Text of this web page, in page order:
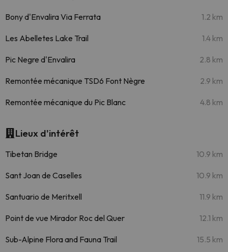
Bony d'Envalira Via Ferrata 1.2 km
Les Abelletes Lake Trail 1.4 km
Pic Negre d'Envalira 2.8 km
Remontée mécanique TSD6 Font Nègre 2.9 km
Remontée mécanique du Pic Blanc 4.8 km
Lieux d'intérêt
Tibetan Bridge 10.9 km
Sant Joan de Caselles 10.9 km
Santuario de Meritxell 11.9 km
Point de vue Mirador Roc del Quer 12.1 km
Sub-Alpine Flora and Fauna Trail 15.5 km